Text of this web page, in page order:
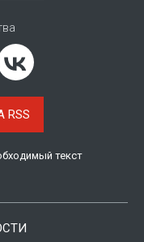
текст